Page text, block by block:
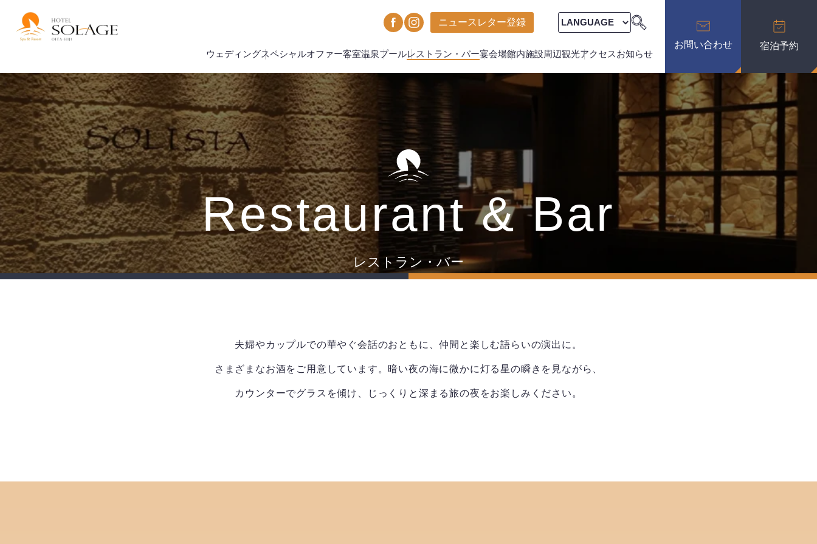
ウェディングスペシャルオファー客室温泉プールレストラン・バー宴会場館内施設周辺観光アクセスお知らせ
ニュースレター登録
お問い合わせ 宿泊予約
Restaurant & Bar
レストラン・バー
夫婦やカップルでの華やぐ会話のおともに、仲間と楽しむ語らいの演出に。
さまざまなお酒をご用意しています。暗い夜の海に微かに灯る星の瞬きを見ながら、
カウンターでグラスを傾け、じっくりと深まる旅の夜をお楽しみください。